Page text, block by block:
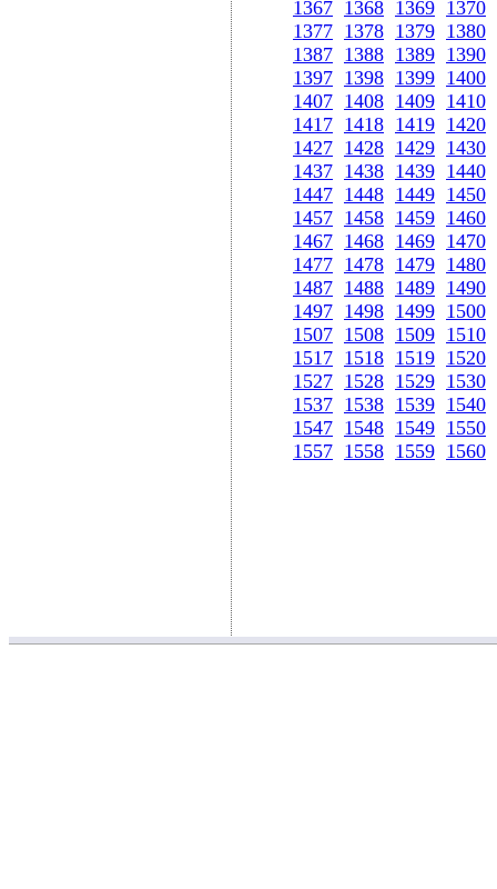
1367 1368 1369 1370
1377 1378 1379 1380
1387 1388 1389 1390
1397 1398 1399 1400
1407 1408 1409 1410
1417 1418 1419 1420
1427 1428 1429 1430
1437 1438 1439 1440
1447 1448 1449 1450
1457 1458 1459 1460
1467 1468 1469 1470
1477 1478 1479 1480
1487 1488 1489 1490
1497 1498 1499 1500
1507 1508 1509 1510
1517 1518 1519 1520
1527 1528 1529 1530
1537 1538 1539 1540
1547 1548 1549 1550
1557 1558 1559 1560